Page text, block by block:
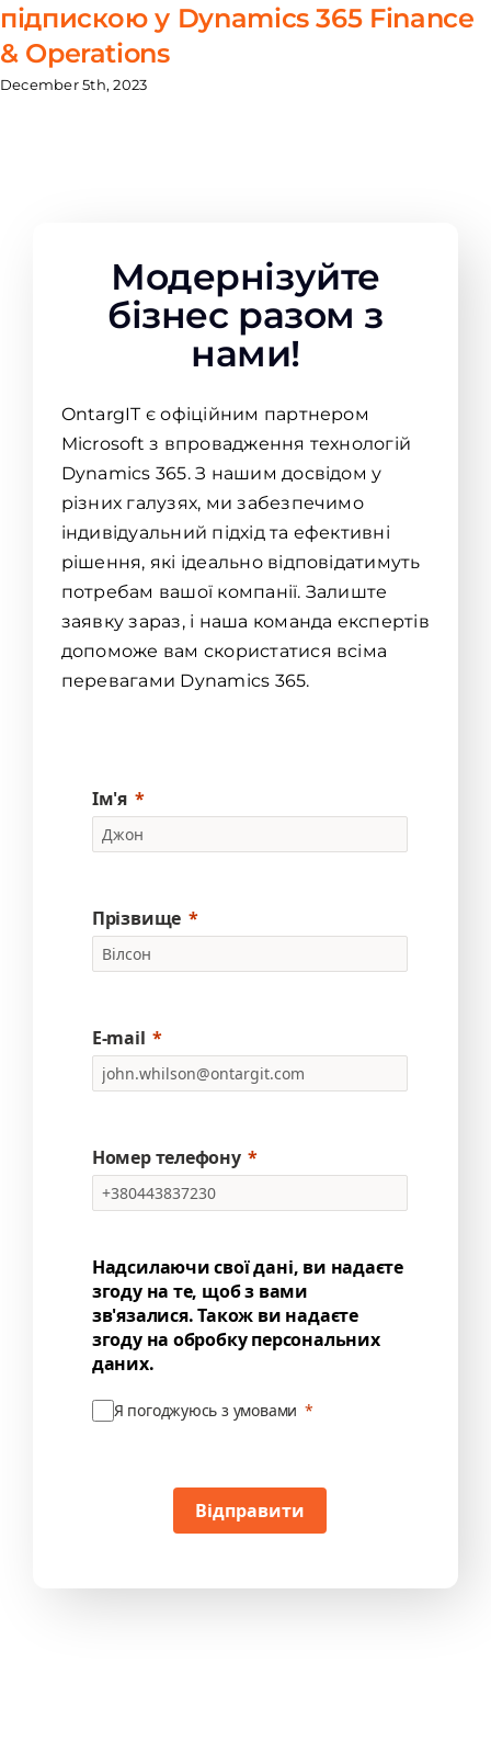
підпискою у Dynamics 365 Finance
& Operations
December 5th, 2023
Модернізуйте
бізнес разом з
нами!
OntargIT є офіційним партнером
Microsoft з впровадження технологій
Dynamics 365. З нашим досвідом у
різних галузях, ми забезпечимо
індивідуальний підхід та ефективні
рішення, які ідеально відповідатимуть
потребам вашої компанії. Залиште
заявку зараз, і наша команда експертів
допоможе вам скористатися всіма
перевагами Dynamics 365.
Ім'я
Прізвище
E-mail
Номер телефону
Надсилаючи свої дані, ви надаєте
згоду на те, щоб з вами
зв'язалися. Також ви надаєте
згоду на обробку персональних
даних.
Я погоджуюсь з умовами
Відправити